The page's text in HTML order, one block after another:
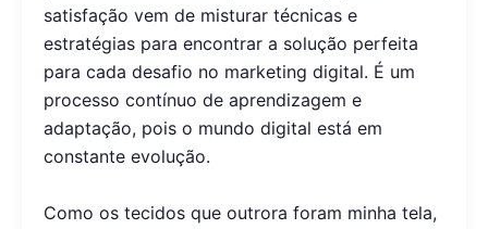
satisfação vem de misturar técnicas e
estratégias para encontrar a solução perfeita
para cada desafio no marketing digital. É um
processo contínuo de aprendizagem e
adaptação, pois o mundo digital está em
constante evolução.
Como os tecidos que outrora foram minha tela,